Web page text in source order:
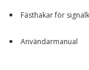
Fästhakar för
Användarmanual